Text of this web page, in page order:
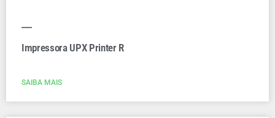
Impressora UPX Printer R
SAIBA MAIS